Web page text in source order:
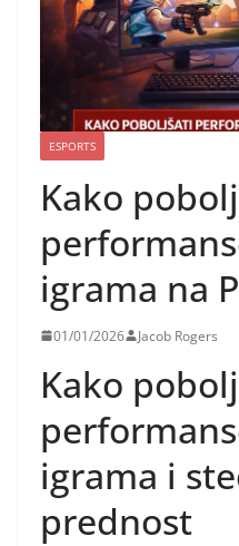
ESPORTS
Kako
igrama na
01/01/2026 Jacob Rogers
Kako
igrama i
prednost